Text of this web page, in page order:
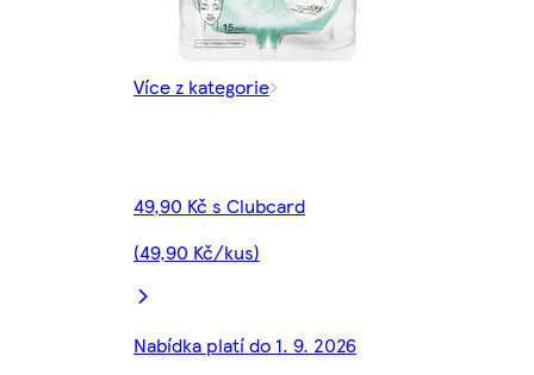
Více z kategorie
49,90 Kč s Clubcard
(49,90 Kč/kus)
Nabídka platí do 1. 9. 2026